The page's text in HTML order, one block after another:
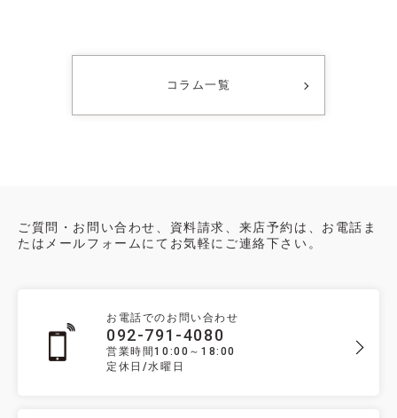
コラム一覧
ご質問・お問い合わせ、資料請求、来店予約は、お電話ま
たはメールフォームにてお気軽にご連絡下さい。
お電話でのお問い合わせ
092-791-4080
営業時間10:00～18:00
定休日/水曜日